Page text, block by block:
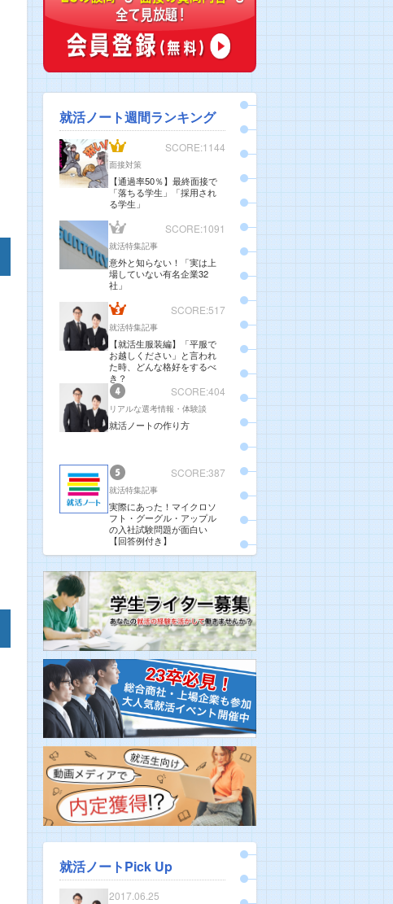
就活ノート週間ランキング
SCORE:1144
面接対策
【通過率50％】最終面接で
「落ちる学生」「採用され
る学生」
SCORE:1091
就活特集記事
意外と知らない！「実は上
場していない有名企業32
社」
SCORE:517
就活特集記事
【就活生服装編】「平服で
お越しください」と言われ
た時、どんな格好をするべ
き？
SCORE:404
リアルな選考情報・体験談
就活ノートの作り方
SCORE:387
就活特集記事
実際にあった！マイクロソ
フト・グーグル・アップル
の入社試験問題が面白い
【回答例付き】
就活ノートPick Up
2017.06.25